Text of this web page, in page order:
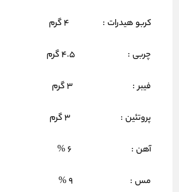
کربو هیدرات : 4 گرم
چربی : 4.5 گرم
فیبر : 3 گرم
پروتئین : 3 گرم
آهن : 6 %
مس : 9 %